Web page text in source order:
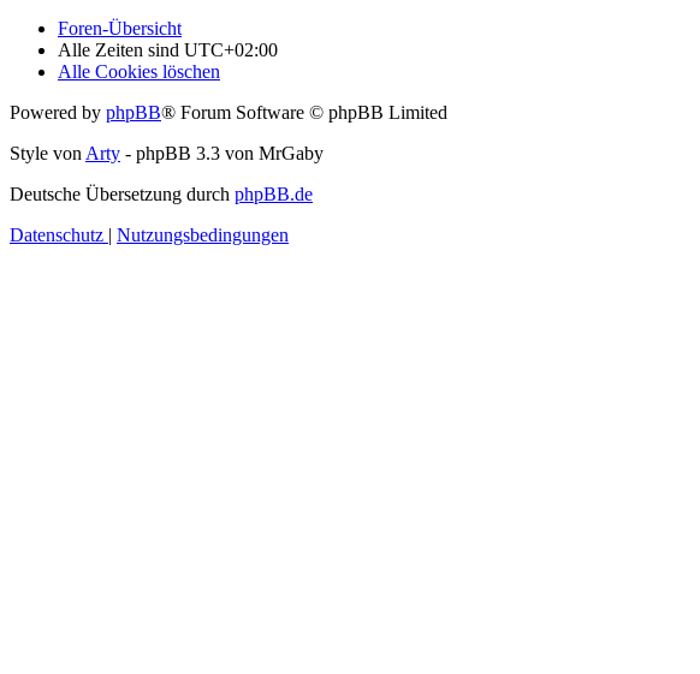
Foren-Übersicht
Alle Zeiten sind UTC+02:00
Alle Cookies löschen
Powered by phpBB® Forum Software © phpBB Limited
Style von Arty - phpBB 3.3 von MrGaby
Deutsche Übersetzung durch phpBB.de
Datenschutz | Nutzungsbedingungen